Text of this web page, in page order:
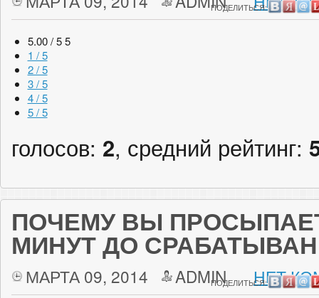
ПОДЕЛИТЬСЯ:
5.00 / 5 5
1 / 5
2 / 5
3 / 5
4 / 5
5 / 5
голосов: 2, средний рейтинг:
ПОЧЕМУ ВЫ
МИНУТ ДО
МАРТА 09, 2014 ADMIN НЕТ
ПОДЕЛИТЬСЯ: